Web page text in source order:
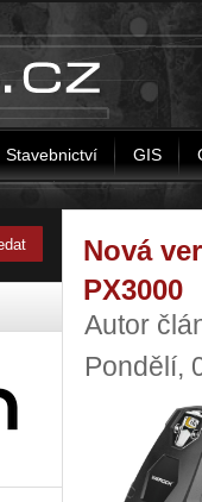
Stavebnictví GIS
Nová
PX3000
Autor
Pondělí,